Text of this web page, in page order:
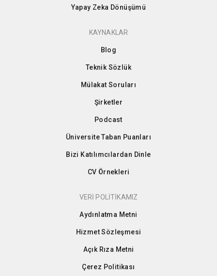
Yapay Zeka Dönüşümü
KAYNAKLAR
Blog
Teknik Sözlük
Mülakat Soruları
Şirketler
Podcast
Üniversite Taban Puanları
Bizi Katılımcılardan Dinle
CV Örnekleri
VERİ POLİTİKAMIZ
Aydınlatma Metni
Hizmet Sözleşmesi
Açık Rıza Metni
Çerez Politikası